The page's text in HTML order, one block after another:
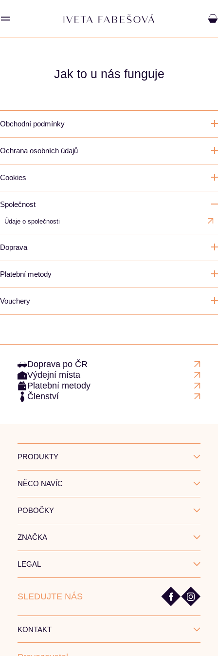
SAVOURY
Jak to u nás funguje
Obchodní podmínky
Ochrana osobních údajů
Cookies
Společnost
Údaje o společnosti
Doprava
Platební metody
Vouchery
Doprava po ČR
Výdejní místa
Platební metody
Členství
PRODUKTY
NĚCO NAVÍC
POBOČKY
ZNAČKA
LEGAL
SLEDUJTE NÁS
KONTAKT